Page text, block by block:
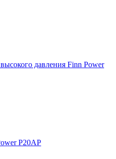
давления Finn Power
P20AP